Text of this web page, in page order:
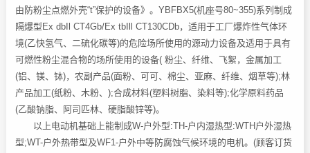
由防粉尘点燃外壳“t”保护的设备》。YBFBX5(机座号80~355)系列制成
隔爆型Ex dbIl CT4Gb/Ex tbIll CT130CDb，适用于工厂爆炸性气体环
境(乙快氢气、二硫化碳等)的危险场所使用的源动力设备及适用于具有
可燃性粉尘混合物的场所使用的设备( 粉尘、纤维、飞絮，金属加工
(铝、镁、钵)，农副产品(面粉、可可、棉尘、亚麻、纤维、烟草等);林
产品加工(纸粉、木粉、);合成材料(塑料树脂、染料等);化学原料药品
(乙酸钠脂、阿司匹林、硬脂酸锌等)。
以上电动机基础上能制成W-户外型:TH-户内湿热型:WTH户外湿热
型;WT-户外热带型及WF1-户外中等防腐蚀气候环境的电机。(顾客订货